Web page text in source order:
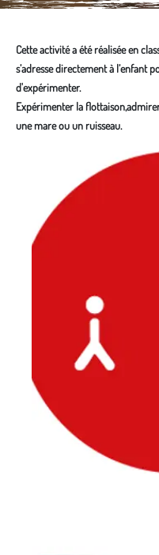
Cette activité a été réalisée en
s’adresse directement à l’enfant
d'expérimenter.
Expérimenter la
une mare ou un ruisseau.